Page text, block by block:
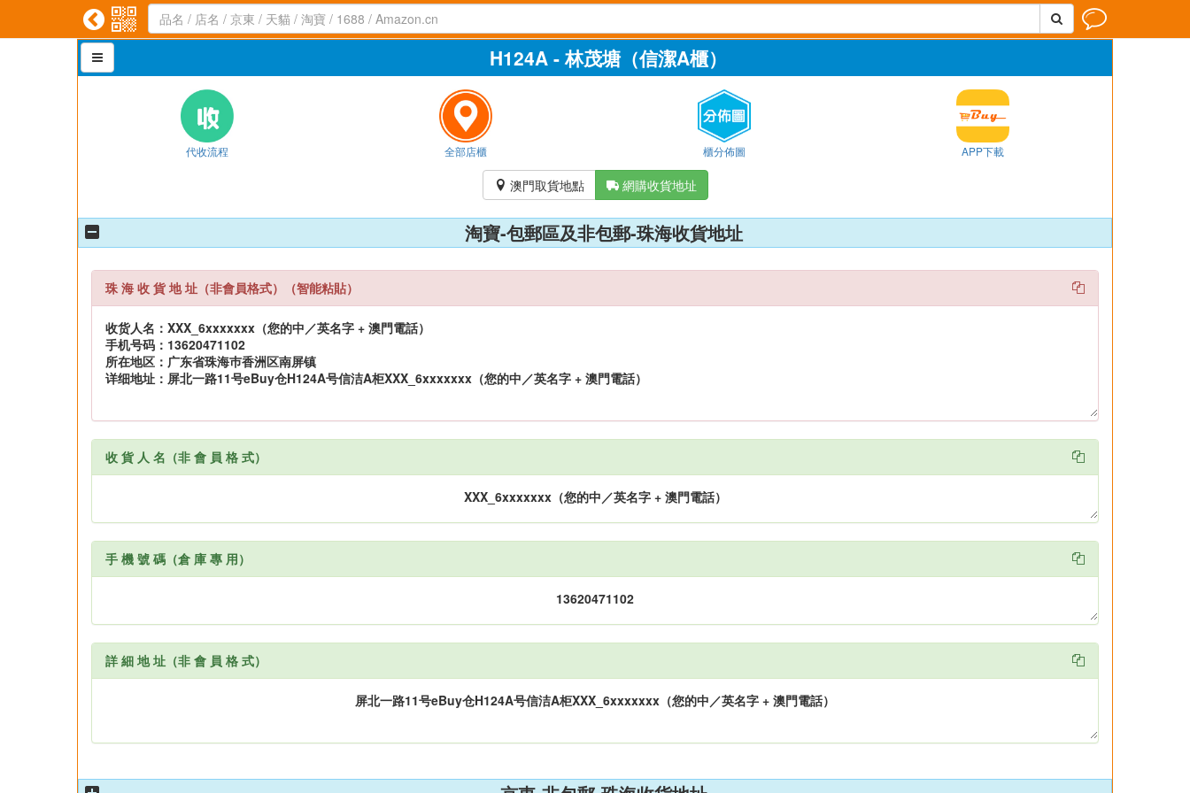
   
 H124A - 林茂塘（信潔A櫃）
代收流程 全部店櫃 櫃分佈圖 APP下載
 澳門取貨地點 網購收貨地址
淘寶-包郵區及非包郵-珠海收貨地址
珠 海 收 貨 地 址（非會員格式）（智能粘貼） 
收 貨 人 名（非 會 員 格 式） 
手 機 號 碼（倉 庫 專 用） 
詳 細 地 址（非 會 員 格 式） 